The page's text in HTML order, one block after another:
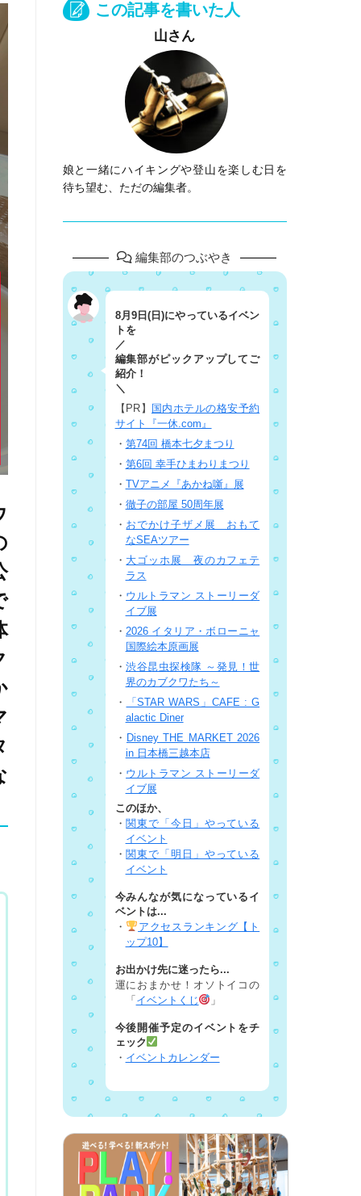
この記事を書いた人
山さん
娘と一緒にハイキングや登山を楽しむ日を
待ち望む、ただの編集者。
編集部のつぶやき
8月9日(日)にやっているイベン
トを
／
編集部がピックアップしてご
紹介！
＼
【PR】
国内ホテルの格安予約
サイト『一休.com』
・ 第74回 橋本七夕まつり
・ 第6回 幸手ひまわりまつり
・ TVアニメ『あかね噺』展
・ 徹子の部屋 50周年展
・ おでかけ子ザメ展 おもて
なSEAツアー
・ 大ゴッホ展 夜のカフェテ
ラス
・ ウルトラマン ストーリーダ
イブ展
・ 2026 イタリア・ボローニャ
国際絵本原画展
・渋谷昆虫探検隊 ～発見！世
界のカブクワたち～
・
「STAR WARS」CAFE : G
alactic Diner
・ Disney THE MARKET 2026
in 日本橋三越本店
・ ウルトラマン ストーリーダ
イブ展
このほか、
・ 関東で「今日」やっている
イベント
・ 関東で「明日」やっている
イベント
今みんなが気になっているイ
ベントは...
・
アクセスランキング【ト
ップ10】
お出かけ先に迷ったら...
運におまかせ！オソトイコの
「 イベントくじ 」
今後開催予定のイベントをチ
ェック
・ イベントカレンダー